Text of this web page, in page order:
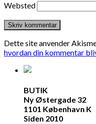
Websted
Dette site anvender
hvordan din kommentar
BUTIK
Ny Østergade 32
1101 København K
Siden 2010